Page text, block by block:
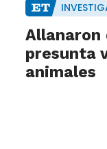
Allanaron
presunta
animales